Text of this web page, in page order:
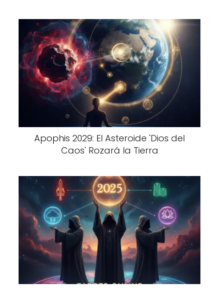
Apophis 2029: El Asteroide 'Dios del
Caos' Rozará la Tierra